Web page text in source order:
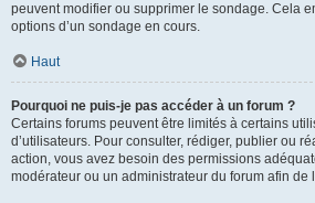
peuvent modifier ou supprimer le sondage. Cela
options d’un sondage en cours.
Haut
Pourquoi ne puis-je pas accéder à un forum ?
Certains forums peuvent être limités à certains
d’utilisateurs. Pour consulter, rédiger, publier ou
action, vous avez besoin des permissions
modérateur ou un administrateur du forum afin de